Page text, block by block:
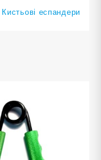
Кистьові еспандери